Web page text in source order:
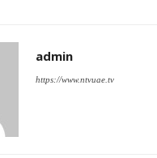
admin
https://www.ntvuae.tv